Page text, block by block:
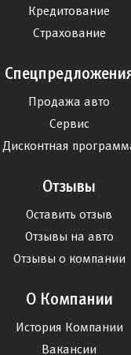
Кредитование
Страхование
Продажа авто
Сервис
Дисконтная
Отзывы
Оставить отзыв
Отзывы на авто
Отзывы о компании
О Компании
История Компании
Вакансии